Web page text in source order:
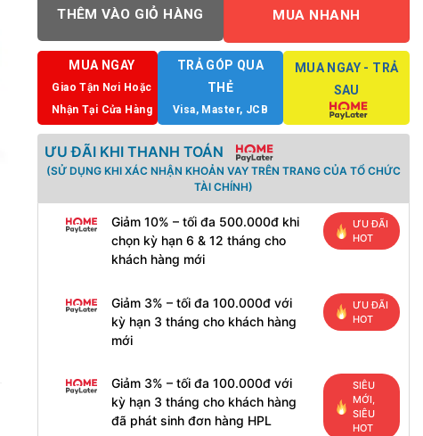
THÊM VÀO GIỎ HÀNG MUA NHANH
MUA NGAY
Giao Tận Nơi Hoặc
Nhận Tại Cửa Hàng
TRẢ GÓP QUA
THẺ
Visa, Master, JCB
MUA NGAY - TRẢ
SAU
ƯU ĐÃI KHI THANH TOÁN
(SỬ DỤNG KHI XÁC NHẬN KHOẢN VAY TRÊN TRANG CỦA TỔ CHỨC
TÀI CHÍNH)
Giảm 10% – tối đa 500.000đ khi
chọn kỳ hạn 6 & 12 tháng cho
khách hàng mới
ƯU ĐÃI
HOT
Giảm 3% – tối đa 100.000đ với
kỳ hạn 3 tháng cho khách hàng
mới
ƯU ĐÃI
HOT
Giảm 3% – tối đa 100.000đ với
kỳ hạn 3 tháng cho khách hàng
đã phát sinh đơn hàng HPL
SIÊU
MỚI,
SIÊU
HOT